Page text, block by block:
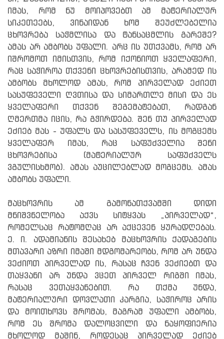
იმას, რომ ნუ მოიპოვებთ ამ მატერიალურ
სიკეთეებს, ვინაიდან ხომ შეუძლებელია
ცხოვრება საჭმლისა და ტანსაცმლის გარეშე?
ამას არ ამბობს უფალი. არც ის უთქვამს, რომ არ
იშრომოთ იმისთვის, რომ იქონიოთ ყველაფერი,
რაც საჭიროა თქვენი ცხოვრებისთვის, არამედ ის
ამბობს მხოლოდ ამას, რომ პირველად ეძიეთ
სასუფეველი ღვთისა და სიმართლე მისი და ეს
ყველაფერი თქვენ შეგემატებათ, რადგან
ღმერთმა იცის, რა გჭირდება. შენ თუ პირველად
ეძიებ მას - უფალს და სასუფეველს, ის მოგცემს
ყველაფერ იმას, რაც საფუძველია შენი
ცხოვრებისა (მატერიალურ საფუძველს
ვგულისხმობ). ამას აუცილებლად მოგცემს. ამას
ამბობს უფალი.
მაცხოვრის ამ გამონათქვამში დიდი
მნიშვნელობა აქვს სიტყვას „პირველად“,
რომელსაც რატომღაც არ აქცევენ ყურადღებას.
ე. ი. ადამიანის შესახებ მაცხოვრის ქადაგების
მთავარი აზრი იმაში მდგომარეობს, რომ არ უნდა
ვეძიოთ პირველად ის, რასაც ჩვენ ვეძიებთ და
თაყვანი არ უნდა ვცეთ პირველ რიგში იმას,
რასაც ვეთაყვანებით. რა თქმა უნდა,
მატერიალური დოვლათი კარგია, საჭიროც არის
და მოითხოვს შრომას, მაგრამ უფალი ამბობს,
რომ ეს შრომა დალოცვილი და ნაყოფიერია
მხოლოდ მაშინ, როდესაც პირველად ეძიებ